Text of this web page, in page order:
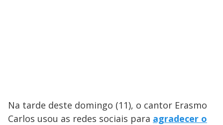
Na tarde deste domingo (11), o cantor Erasmo
Carlos usou as redes sociais para agradecer o